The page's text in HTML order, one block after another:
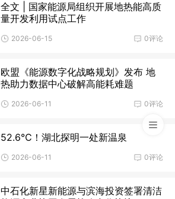
全文 | 国家能源局组织开展地热能高质
量开发利用试点工作
0评论
2026-06-15
欧盟《能源数字化战略规划》发布 地
热助力数据中心破解高能耗难题
0评论
2026-06-11
52.6℃！湖北探明一处新温泉
0评论
2026-06-11
中石化新星新能源与滨海投资签署清洁